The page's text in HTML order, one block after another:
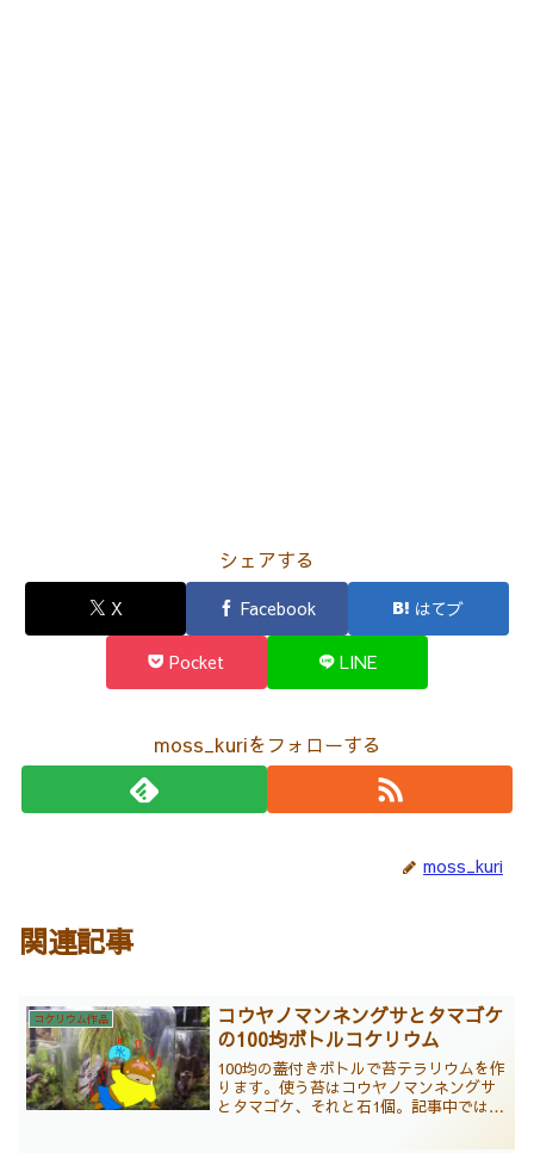
シェアする
X Facebook はてブ
Pocket LINE
moss_kuriをフォローする
moss_kuri
関連記事
コケリウム作品
コウヤノマンネングサとタマゴケ
の100均ボトルコケリウム
100均の蓋付きボトルで苔テラリウムを作
ります。使う苔はコウヤノマンネングサ
とタマゴケ、それと石1個。記事中では植
説明しています。100均の蓋付きボトルで